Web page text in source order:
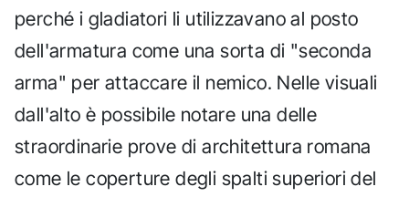
perché i gladiatori li utilizzavano al posto
dell'armatura come una sorta di "seconda
arma" per attaccare il nemico. Nelle visuali
dall'alto è possibile notare una delle
straordinarie prove di architettura romana
come le coperture degli spalti superiori del